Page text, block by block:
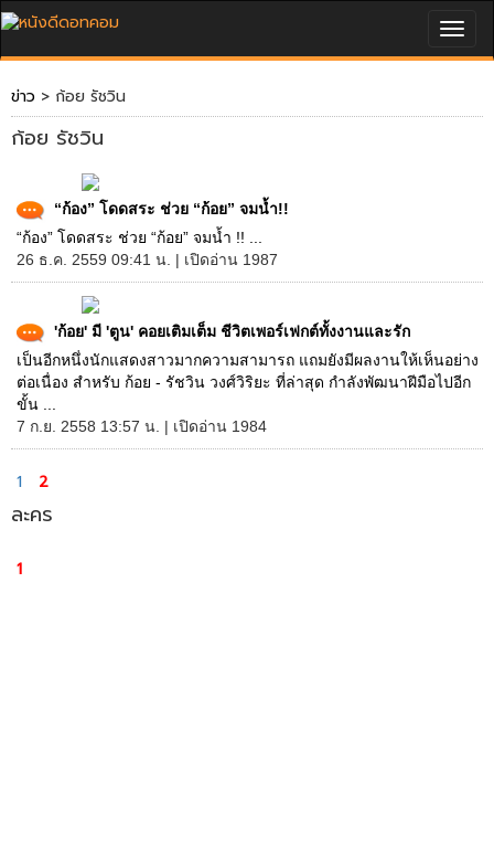
ข่าว > ก้อย รัชวิน
ก้อย รัชวิน
“ก้อง” โดดสระ ช่วย “ก้อย” จมน้ำ!!
“ก้อง” โดดสระ ช่วย “ก้อย” จมน้ำ !! ...
26 ธ.ค. 2559 09:41 น. | เปิดอ่าน 1987
'ก้อย' มี 'ตูน' คอยเติมเต็ม ชีวิตเพอร์เฟกต์ทั้งงานและรัก
เป็นอีกหนึ่งนักแสดงสาวมากความสามารถ แถมยังมีผลงานให้เห็นอย่าง
ต่อเนื่อง สำหรับ ก้อย - รัชวิน วงศ์วิริยะ ที่ล่าสุด กำลังพัฒนาฝีมือไปอีก
ขั้น ...
7 ก.ย. 2558 13:57 น. | เปิดอ่าน 1984
1 2
ละคร
1